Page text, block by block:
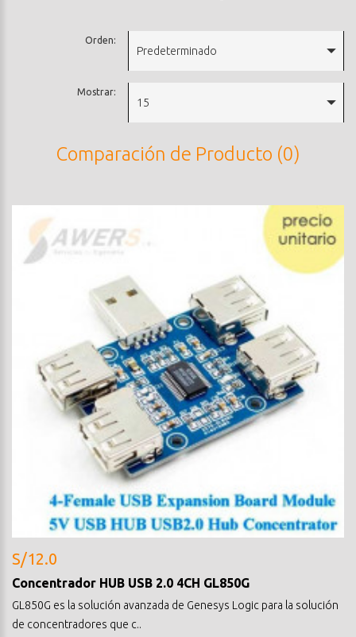
Orden:
Predeterminado
Mostrar:
15
Comparación de Producto (0)
S/12.0
Concentrador HUB USB 2.0 4CH GL850G
GL850G es la solución avanzada de Genesys Logic para la solución
de concentradores que c..